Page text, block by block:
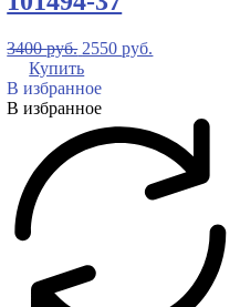
3400руб. 2550руб.
Купить
В избранное
В избранное